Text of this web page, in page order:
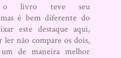
o livro teve seu
é bem diferente do
este destaque aqui,
ler não compare os dois,
um de maneira melhor